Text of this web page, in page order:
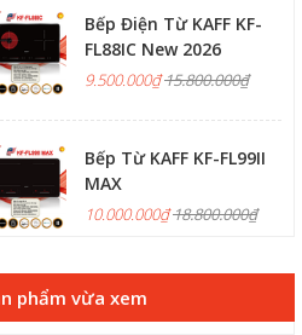
Bếp Điện Từ KAFF KF-
FL88IC New 2026
9.500.000₫15.800.000₫
Bếp Từ KAFF KF-FL99II
MAX
10.000.000₫18.800.000₫
phẩm vừa xem